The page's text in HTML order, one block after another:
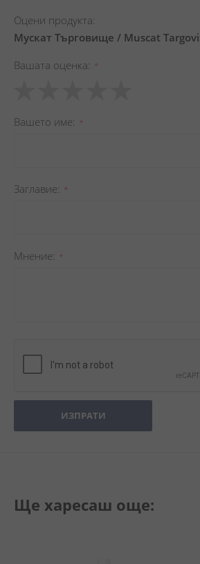
Оцени продукта:
Мускат Търговище / Muscat
Вашата оценка
star
stars
stars
stars
stars
Вашето име
Заглавиe
Мнение
ИЗПРАТИ
Ще харесаш още: